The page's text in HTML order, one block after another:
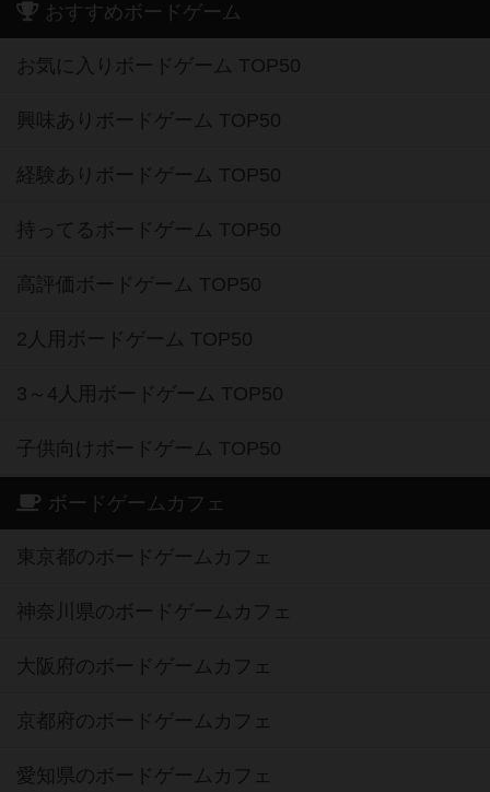
おすすめボードゲーム
お気に入りボードゲーム TOP50
興味ありボードゲーム TOP50
経験ありボードゲーム TOP50
持ってるボードゲーム TOP50
高評価ボードゲーム TOP50
2人用ボードゲーム TOP50
3～4人用ボードゲーム TOP50
子供向けボードゲーム TOP50
ボードゲームカフェ
東京都のボードゲームカフェ
神奈川県のボードゲームカフェ
大阪府のボードゲームカフェ
京都府のボードゲームカフェ
愛知県のボードゲームカフェ